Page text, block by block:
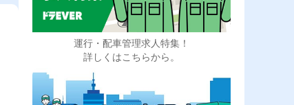
運行・配車管理求人特集！
詳しくはこちらから。